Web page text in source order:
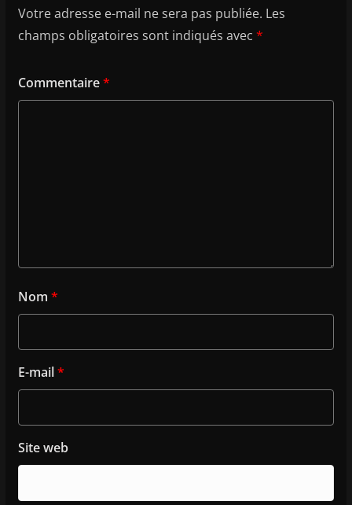
Votre adresse e-mail ne sera pas publiée. Les
champs obligatoires sont indiqués avec *
Commentaire*
Nom *
E-mail*
Site web